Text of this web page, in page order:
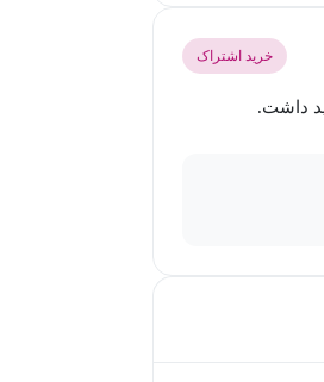
خرید اشتراک